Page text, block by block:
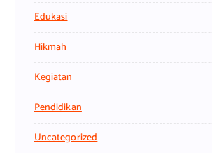
Edukasi
Hikmah
Kegiatan
Pendidikan
Uncategorized